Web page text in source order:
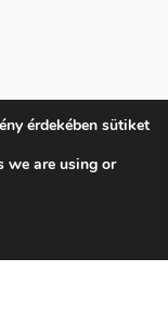
érdekében sütiket
we are using or